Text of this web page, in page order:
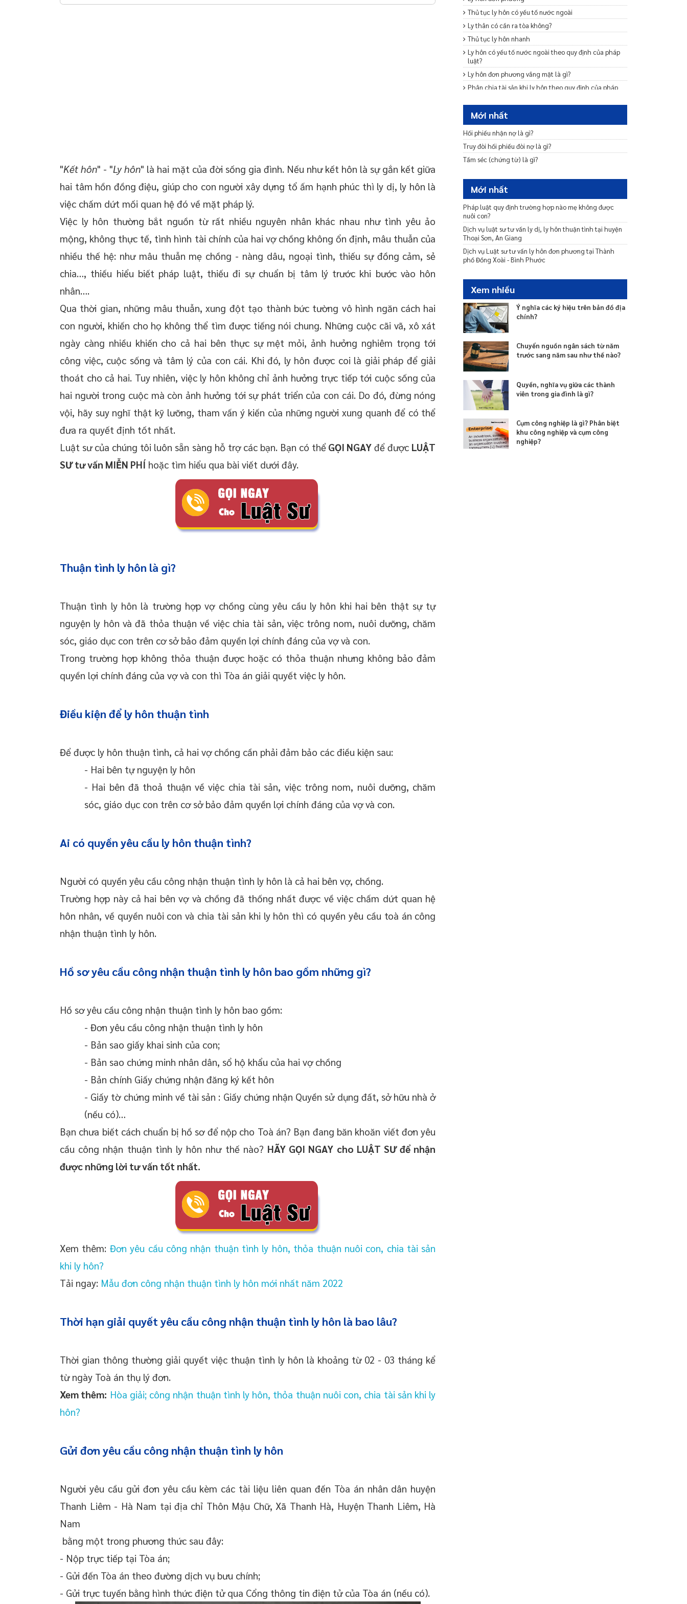
"Kết hôn" - "Ly hôn" là hai mặt của đời sống gia đình. Nếu như kết hôn là sự gắn kết giữa
hai tâm hồn đồng điệu, giúp cho con người xây dựng tổ ấm hạnh phúc thì ly dị, ly hôn là
việc chấm dứt mối quan hệ đó về mặt pháp lý.
Việc ly hôn thường bắt nguồn từ rất nhiều nguyên nhân khác nhau như tình yêu ảo
mộng, không thực tế, tình hình tài chính của hai vợ chồng không ổn định, mâu thuẫn của
nhiều thế hệ: như mâu thuẫn mẹ chồng - nàng dâu, ngoại tình, thiếu sự đồng cảm, sẻ
chia…, thiếu hiểu biết pháp luật, thiếu đi sự chuẩn bị tâm lý trước khi bước vào hôn
nhân….
Qua thời gian, những mâu thuẫn, xung đột tạo thành bức tường vô hình ngăn cách hai
con người, khiến cho họ không thể tìm được tiếng nói chung. Những cuộc cãi vã, xô xát
ngày càng nhiều khiến cho cả hai bên thực sự mệt mỏi, ảnh hưởng nghiêm trọng tới
công việc, cuộc sống và tâm lý của con cái. Khi đó, ly hôn được coi là giải pháp để giải
thoát cho cả hai. Tuy nhiên, việc ly hôn không chỉ ảnh hưởng trực tiếp tới cuộc sống của
hai người trong cuộc mà còn ảnh hưởng tới sự phát triển của con cái. Do đó, đừng nóng
vội, hãy suy nghĩ thật kỹ lưỡng, tham vấn ý kiến của những người xung quanh để có thể
đưa ra quyết định tốt nhất.
Luật sư của chúng tôi luôn sẵn sàng hỗ trợ các bạn. Bạn có thể GỌI NGAY để được LUẬT
SƯ tư vấn MIỄN PHÍ hoặc tìm hiểu qua bài viết dưới đây.
Thuận tình ly hôn là gì?
Thuận tình ly hôn là trường hợp vợ chồng cùng yêu cầu ly hôn khi hai bên thật sự tự
nguyện ly hôn và đã thỏa thuận về việc chia tài sản, việc trông nom, nuôi dưỡng, chăm
sóc, giáo dục con trên cơ sở bảo đảm quyền lợi chính đáng của vợ và con.
Trong trường hợp không thỏa thuận được hoặc có thỏa thuận nhưng không bảo đảm
quyền lợi chính đáng của vợ và con thì Tòa án giải quyết việc ly hôn.
Điều kiện để ly hôn thuận tình
Để được ly hôn thuận tình, cả hai vợ chồng cần phải đảm bảo các điều kiện sau:
- Hai bên tự nguyện ly hôn
- Hai bên đã thoả thuận về việc chia tài sản, việc trông nom, nuôi dưỡng, chăm
sóc, giáo dục con trên cơ sở bảo đảm quyền lợi chính đáng của vợ và con.
Ai có quyền yêu cầu ly hôn thuận tình?
Người có quyền yêu cầu công nhận thuận tình ly hôn là cả hai bên vợ, chồng.
Trường hợp này cả hai bên vợ và chồng đã thống nhất được về việc chấm dứt quan hệ
hôn nhân, về quyền nuôi con và chia tài sản khi ly hôn thì có quyền yêu cầu toà án công
nhận thuận tình ly hôn.
Hồ sơ yêu cầu công nhận thuận tình ly hôn bao gồm những gì?
Hồ sơ yêu cầu công nhận thuận tình ly hôn bao gồm:
- Đơn yêu cầu công nhận thuận tình ly hôn
- Bản sao giấy khai sinh của con;
- Bản sao chứng minh nhân dân, sổ hộ khẩu của hai vợ chồng
- Bản chính Giấy chứng nhận đăng ký kết hôn
- Giấy tờ chứng minh về tài sản : Giấy chứng nhận Quyền sử dụng đất, sở hữu nhà ở
(nếu có)…
Bạn chưa biết cách chuẩn bị hồ sơ để nộp cho Toà án? Bạn đang băn khoăn viết đơn yêu
cầu công nhận thuận tình ly hôn như thế nào? HÃY GỌI NGAY cho LUẬT SƯ để nhận
được những lời tư vấn tốt nhất.
Xem thêm: Đơn yêu cầu công nhận thuận tình ly hôn, thỏa thuận nuôi con, chia tài sản
khi ly hôn?
Tải ngay: Mẫu đơn công nhận thuận tình ly hôn mới nhất năm 2022
Thời hạn giải quyết yêu cầu công nhận thuận tình ly hôn là bao lâu?
Thời gian thông thường giải quyết việc thuận tình ly hôn là khoảng từ 02 - 03 tháng kể
từ ngày Toà án thụ lý đơn.
Xem thêm: Hòa giải; công nhận thuận tình ly hôn, thỏa thuận nuôi con, chia tài sản khi ly
hôn?
Gửi đơn yêu cầu công nhận thuận tình ly hôn
Người yêu cầu gửi đơn yêu cầu kèm các tài liệu liên quan đến Tòa án nhân dân huyện
Thanh Liêm - Hà Nam tại địa chỉ Thôn Mậu Chữ, Xã Thanh Hà, Huyện Thanh Liêm, Hà
Nam
bằng một trong phương thức sau đây:
- Nộp trực tiếp tại Tòa án;
- Gửi đến Tòa án theo đường dịch vụ bưu chính;
- Gửi trực tuyến bằng hình thức điện tử qua Cổng thông tin điện tử của Tòa án (nếu có).
Thủ tục ly hôn có yếu tố nước ngoài
Ly thân có cần ra tòa không?
Thủ tục ly hôn nhanh
Ly hôn có yếu tố nước ngoài theo quy định của pháp
luật?
Ly hôn đơn phương vắng mặt là gì?
Phân chia tài sản khi ly hôn theo quy định của pháp
Chia tài sản chung của vợ chồng khi một bên chết?
Mẫu đơn ly hôn thuận tình
Trình tự, thủ tục ly hôn thuận tình
Ly hôn đơn phương cần những giấy tờ gì
Nộp đơn ly hôn bao lâu thì được giải quyết?
Mới nhất
Hối phiếu nhận nợ là gì?
Truy đòi hối phiếu đòi nợ là gì?
Tấm séc (chứng từ) là gì?
Mới nhất
Pháp luật quy định trường hợp nào mẹ không được
nuôi con?
Dịch vụ luật sư tư vấn ly dị, ly hôn thuận tình tại huyện
Thoại Sơn, An Giang
Dịch vụ Luật sư tư vấn ly hôn đơn phương tại Thành
phố Đồng Xoài - Bình Phước
Xem nhiều
Ý nghĩa các ký hiệu trên bản đồ địa
chính?
Chuyển nguồn ngân sách từ năm
trước sang năm sau như thế nào?
Quyền, nghĩa vụ giữa các thành
viên trong gia đình là gì?
Cụm công nghiệp là gì? Phân biệt
khu công nghiệp và cụm công
nghiệp?